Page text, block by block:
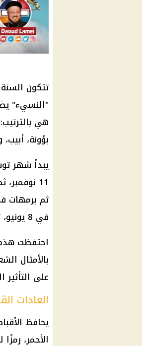
تتكون
"النسيء"
هي
بؤونة،
في 8 يونيو، ثم أبيب في 8 يوليو، وأخيراً مسرى في 7 أغسطس.
احتفظت
بالأمثال
على
العادات
يحافظ
الأحمر،